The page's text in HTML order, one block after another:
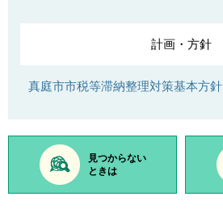
計画・方針
真庭市市税等滞納整理対策基本方針
見つからない
ときは